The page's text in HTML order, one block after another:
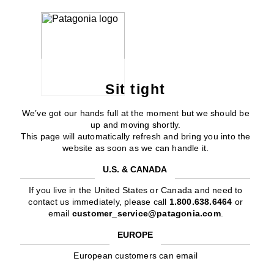
Sit tight
We’ve got our hands full at the moment but we should be
up and moving shortly.
This page will automatically refresh and bring you into the
website as soon as we can handle it.
U.S. & CANADA
If you live in the United States or Canada and need to
contact us immediately, please call 1.800.638.6464 or
email customer_service@patagonia.com.
EUROPE
European customers can email